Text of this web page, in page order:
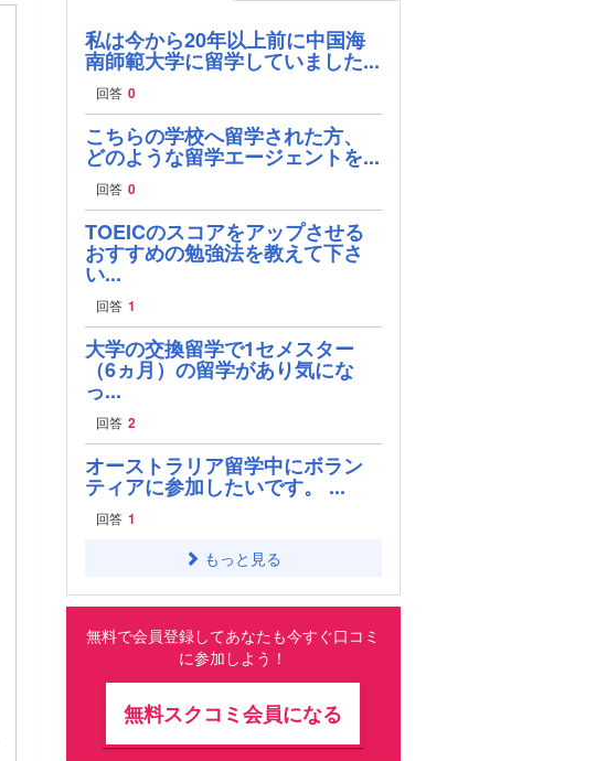
私は今から20年以上前に中国海
南師範大学に留学していました...
回答 0
こちらの学校へ留学された方、
どのような留学エージェントを...
回答 0
TOEICのスコアをアップさせる
おすすめの勉強法を教えて下さ
い...
回答 1
大学の交換留学で1セメスター
（6ヵ月）の留学があり気にな
っ...
回答 2
オーストラリア留学中にボラン
ティアに参加したいです。 ...
回答 1
もっと見る
無料で会員登録してあなたも今すぐ口コミ
に参加しよう！
無料スクコミ会員になる